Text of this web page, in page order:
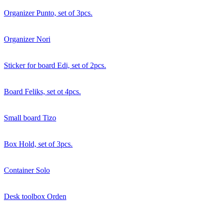
Organizer Punto, set of 3pcs.
Organizer Nori
Sticker for board Edi, set of 2pcs.
Board Feliks, set ot 4pcs.
Small board Tizo
Box Hold, set of 3pcs.
Container Solo
Desk toolbox Orden